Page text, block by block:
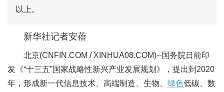
以上。
新华社记者安蓓
北京(CNFIN.COM / XINHUA08.COM)--国务院日前印
发《“十三五”国家战略性新兴产业发展规划》，提出到2020
年，形成新一代信息技术、高端制造、生物、 绿色低碳、数